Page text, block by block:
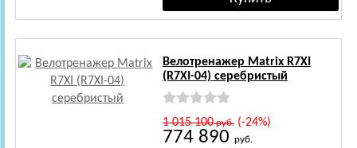
Велотренажер Matrix R7XI
(R7XI-04) серебристый
1 015 100руб.(-24%)
774 890 руб.